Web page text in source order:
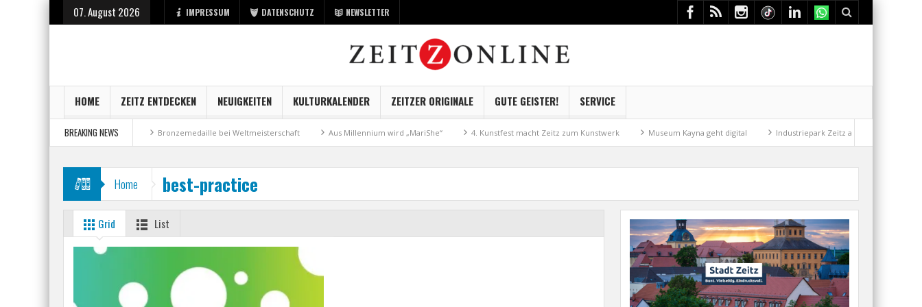
07. August 2026 IMPRESSUM DATENSCHUTZ NEWSLETTER
HOME ZEITZ ENTDECKEN NEUIGKEITEN KULTURKALENDER ZEITZER ORIGINALE GUTE GEISTER! SERVICE
BREAKING NEWS
Berufsstart bei der Stadt Zeitz Bronzemedaille bei Weltmeisterschaft Aus Millennium wird „MariShe“ 4. Kunstfest macht Zeitz zum Kunstwerk Museum Kayna geht digital Industriepark Zeitz auf gutem Weg
Home best-practice
Grid List